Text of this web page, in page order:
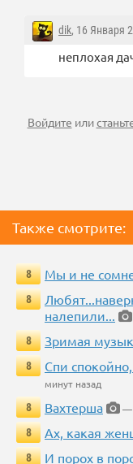
dik, 16 Января
неплохая
Войдите или
Также смотрите:
8 Мы и не
8
налепили...
8
Зримая
8
Спи
минут назад
8
Вахтерша
—
8
Ах, какая
8
И порох в